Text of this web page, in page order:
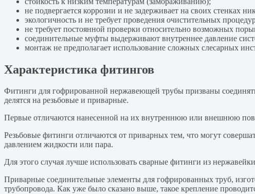
не подвергается коррозии и не задерживает на своих стенках
экологичность и не требует проведения очистительных
не требует постоянной проверки относительно возможных
соединительные муфты выдерживают внутреннее давление
монтаж не предполагает использование сложных слесарных
Характеристика фитингов
Фитинги для гофрированной нержавеющей трубы призваны
делятся на резьбовые и приварные.
Первые отличаются нанесенной на их внутреннюю или внешнюю
Резьбовые фитинги отличаются от приварных тем, что могут
давлением жидкости или пара.
Для этого случая лучше использовать сварные фитинги из
Приварные соединительные элементы для гофрированных труб,
трубопровода. Как уже было сказано выше, такое крепление